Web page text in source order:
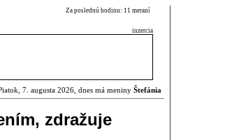
Za poslednú hodinu: 11 meraní
inzercia
7. augusta 2026, dnes má meniny Štefánia
zdražuje